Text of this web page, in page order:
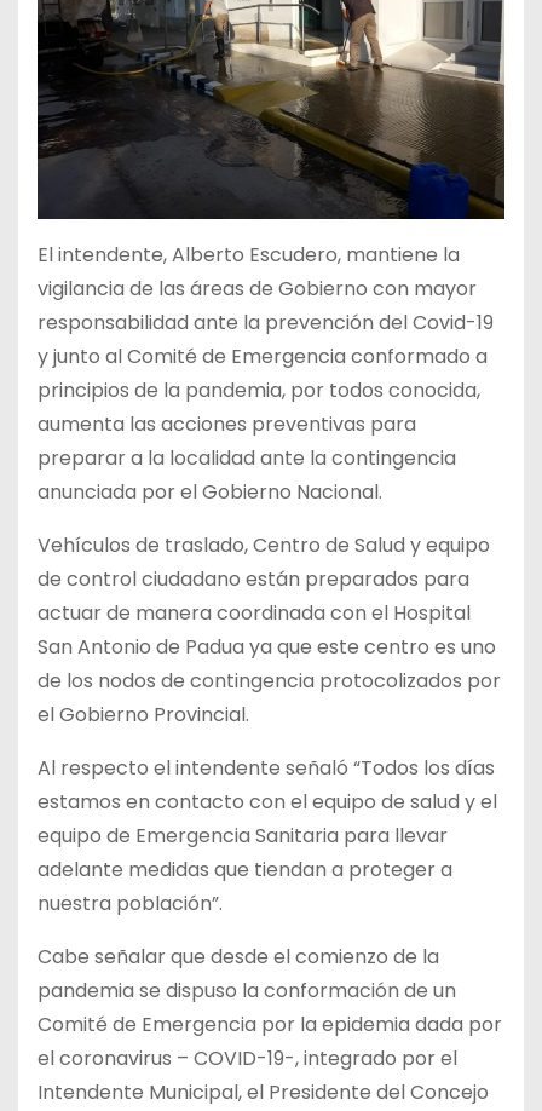
El intendente, Alberto Escudero, mantiene la
vigilancia de las áreas de Gobierno con mayor
responsabilidad ante la prevención del Covid-19
y junto al Comité de Emergencia conformado a
principios de la pandemia, por todos conocida,
aumenta las acciones preventivas para
preparar a la localidad ante la contingencia
anunciada por el Gobierno Nacional.
Vehículos de traslado, Centro de Salud y equipo
de control ciudadano están preparados para
actuar de manera coordinada con el Hospital
San Antonio de Padua ya que este centro es uno
de los nodos de contingencia protocolizados por
el Gobierno Provincial.
Al respecto el intendente señaló “Todos los días
estamos en contacto con el equipo de salud y el
equipo de Emergencia Sanitaria para llevar
adelante medidas que tiendan a proteger a
nuestra población”.
Cabe señalar que desde el comienzo de la
pandemia se dispuso la conformación de un
Comité de Emergencia por la epidemia dada por
el coronavirus – COVID-19-, integrado por el
Intendente Municipal, el Presidente del Concejo